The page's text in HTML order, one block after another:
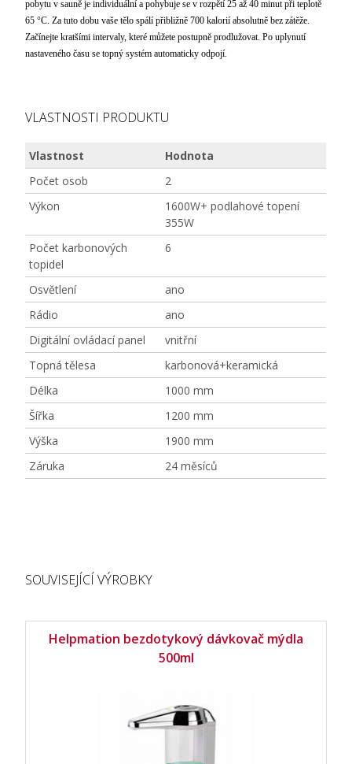
pobytu v sauně je individuální a pohybuje se v rozpětí 25 až 40 minut při teplotě
65 °C. Za tuto dobu vaše tělo spálí přibližně 700 kalorií absolutně bez zátěže.
Začínejte kratšími intervaly, které můžete postupně prodlužovat. Po uplynutí
nastaveného času se topný systém automaticky odpojí.
VLASTNOSTI PRODUKTU
Vlastnost
Hodnota
Počet osob
2
Výkon
1600W+ podlahové topení
355W
Počet karbonových
topidel
6
Osvětlení
ano
Rádio
ano
Digitální ovládací panel
vnitřní
Topná tělesa
karbonová+keramická
Délka
1000 mm
Šířka
1200 mm
Výška
1900 mm
Záruka
24 měsíců
SOUVISEJÍCÍ VÝROBKY
Helpmation bezdotykový dávkovač mýdla
500ml